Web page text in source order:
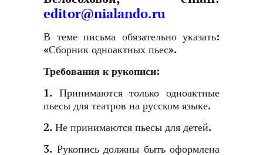
editor@nialando.ru
В теме письма обязательно указать:
«Сборник одноактных пьес».
Требования к рукописи:
1. Принимаются только одноактные
пьесы для театров на русском языке.
2. Не принимаются пьесы для детей.
3. Рукопись должны быть оформлена